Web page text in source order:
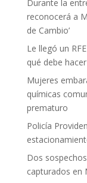
Durante la
reconocerá a
de Cambio’
Le llegó un
qué debe
Mujeres
químicas
prematuro
Policía
Dos
capturados en